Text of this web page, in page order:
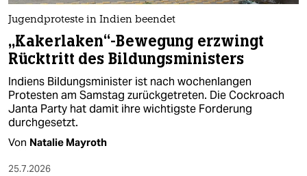
Jugendproteste in Indien beendet
„Kakerlaken“-Bewegung erzwingt
Rücktritt des Bildungsministers
Indiens Bildungsminister ist nach wochenlangen
Protesten am Samstag zurückgetreten. Die Cockroach
Janta Party hat damit ihre wichtigste Forderung
durchgesetzt.
Von Natalie Mayroth
25.7.2026